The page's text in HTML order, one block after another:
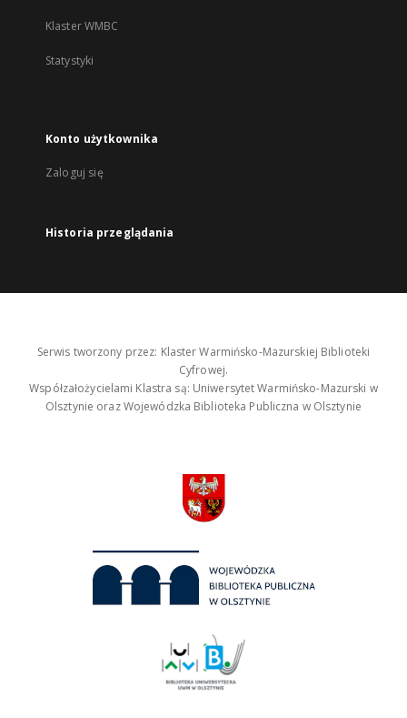
Klaster WMBC
Statystyki
Konto użytkownika
Zaloguj się
Historia przeglądania
Serwis tworzony przez: Klaster Warmińsko-Mazurskiej Biblioteki
Cyfrowej.
Współzałożycielami Klastra są: Uniwersytet Warmińsko-Mazurski w
Olsztynie oraz Wojewódzka Biblioteka Publiczna w Olsztynie